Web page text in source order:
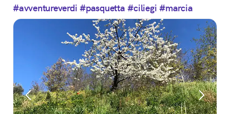
#avventureverdi #pasquetta #ciliegi #marcia